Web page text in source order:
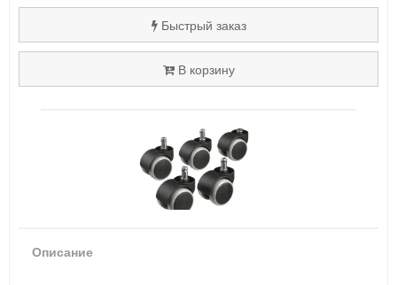
Быстрый заказ
В корзину
Описание